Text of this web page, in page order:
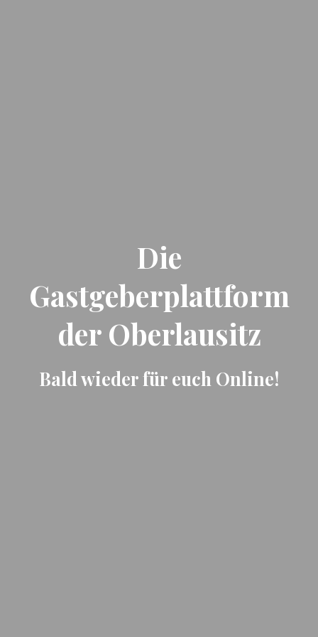
Die
Gastgeberplattform
der Oberlausitz
Bald wieder für euch Online!